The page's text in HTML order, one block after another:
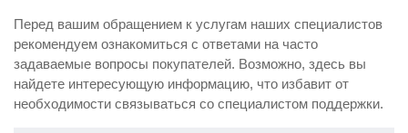
Перед вашим обращением к услугам наших специалистов
рекомендуем ознакомиться с ответами на часто
задаваемые вопросы покупателей. Возможно, здесь вы
найдете интересующую информацию, что избавит от
необходимости связываться со специалистом поддержки.